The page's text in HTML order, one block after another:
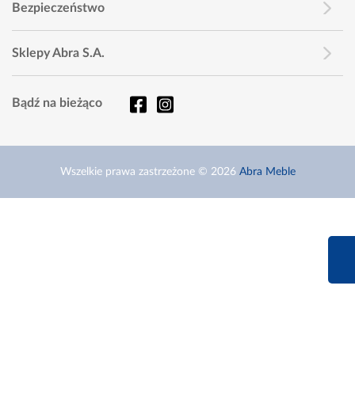
Bezpieczeństwo
Sklepy Abra S.A.
Bądź na bieżąco
Wszelkie prawa zastrzeżone © 2026 Abra Meble